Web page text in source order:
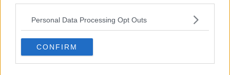
Personal Data Processing Opt Outs
CONFIRM
Musik: listor, rekommendationer och omröstningar
Radio och Podcast
Senast: Idag 03:00
Reklam och marknadsföring